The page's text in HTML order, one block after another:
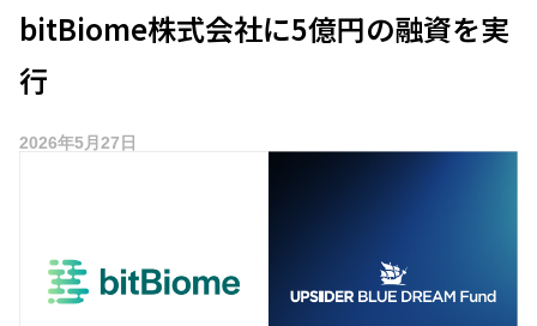
bitBiome株式会社に5億円の融資を実
行
2026年5月27日